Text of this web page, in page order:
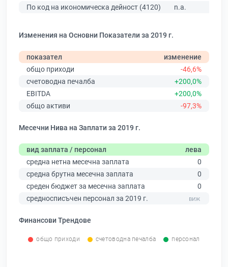
По код на икономическа дейност (4120)
n.a.
Изменения на Основни Показатели за 2019 г.
показател
изменение
общо приходи
-46,6%
счетоводна печалба
+200,0%
EBITDA
+200,0%
общо активи
-97,3%
Месечни Нива на Заплати за 2019 г.
вид заплата / персонал
лева
средна нетна месечна заплата
0
средна брутна месечна заплата
0
среден бюджет за месечна заплата
0
средносписъчен персонал за 2019 г.
Финансови Трендове
общо приходи счетоводна печалба персонал